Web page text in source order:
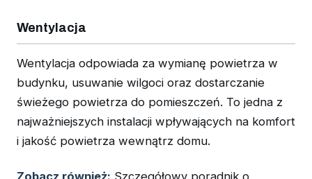
Wentylacja
Wentylacja odpowiada za wymianę powietrza w
budynku, usuwanie wilgoci oraz dostarczanie
świeżego powietrza do pomieszczeń. To jedna z
najważniejszych instalacji wpływających na komfort
i jakość powietrza wewnątrz domu.